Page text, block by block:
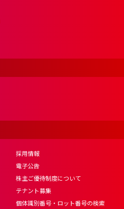
採用情報
電子公告
株主ご優待制度について
テナント募集
個体識別番号・ロット番号の検索